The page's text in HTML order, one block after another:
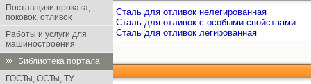
Поставщики проката,
поковок, отливок
Работы и услуги для
машиностроения
Библиотека портала
ГОСТы, ОСТы, ТУ
Сталь для отливок нелегированная
Сталь для отливок с особыми свойствами
Сталь для отливок легированная